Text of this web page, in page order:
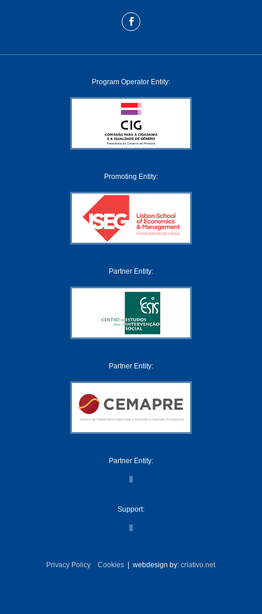
Program Operator Entity:
Promoting Entity:
Partner Entity:
Partner Entity:
Partner Entity:
Support:
Privacy Policy Cookies | webdesign by:criativo.net